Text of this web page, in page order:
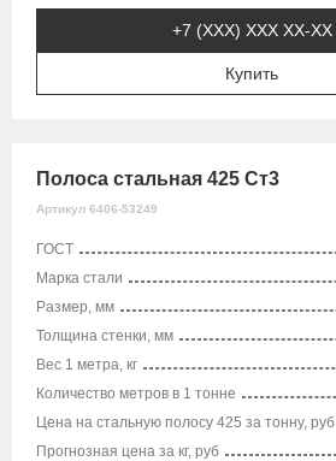
+7 (XXX) ХХХ ХХ-ХХ
Купить
Полоса стальная 425 Ст3
Артикул 6406-53249
ГОСТ
Марка стали
Размер, мм
Толщина стенки, мм
Вес 1 метра, кг
Количество метров в 1 тонне
Цена на стальную полосу 425 за тонну, руб
Прогнозная цена за кг, руб